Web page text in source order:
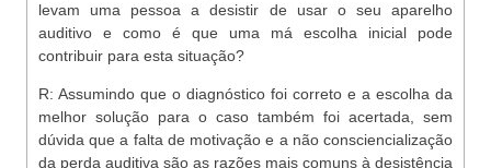
levam uma pessoa a desistir de usar o seu aparelho
auditivo e como é que uma má escolha inicial pode
contribuir para esta situação?
R: Assumindo que o diagnóstico foi correto e a escolha da
melhor solução para o caso também foi acertada, sem
dúvida que a falta de motivação e a não consciencialização
da perda auditiva são as razões mais comuns à desistência